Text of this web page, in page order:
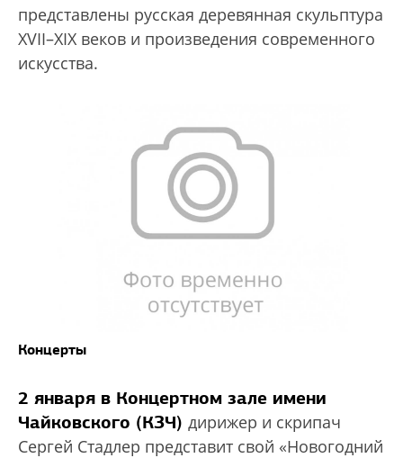
представлены русская деревянная скульптура
XVII–XIX веков и произведения современного
искусства.
Концерты
2 января в Концертном зале имени
Чайковского (КЗЧ) дирижер и скрипач
Сергей Стадлер представит свой «Новогодний